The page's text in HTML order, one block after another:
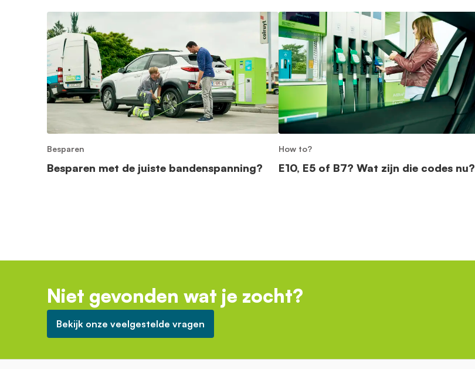
Besparen
Besparen met de juiste bandenspanning?
How to?
E10, E5 of B7? Wat zijn die codes nu?
Niet gevonden wat je zocht?
Bekijk onze veelgestelde vragen